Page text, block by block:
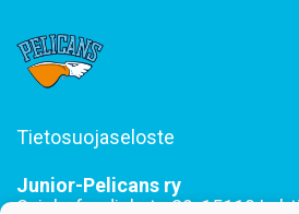
Tietosuojaseloste
Junior-Pelicans ry
Svinhufvudinkatu 29, 15110